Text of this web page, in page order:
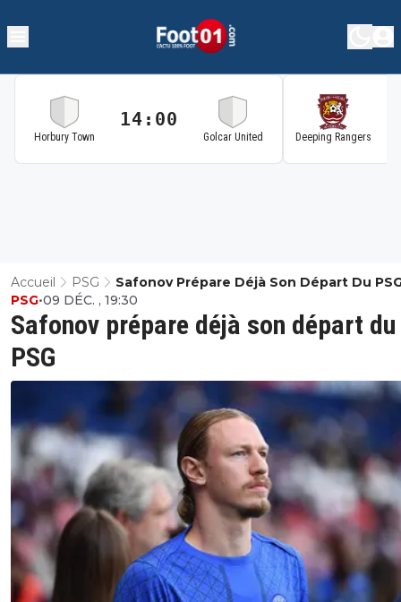
Horbury Town
14:00
Golcar United Deeping Rangers
Accueil PSG Safonov Prépare Déjà Son Départ Du
Safonov prépare déjà son départ du
PSG
PSG•09 DÉC. , 19:30